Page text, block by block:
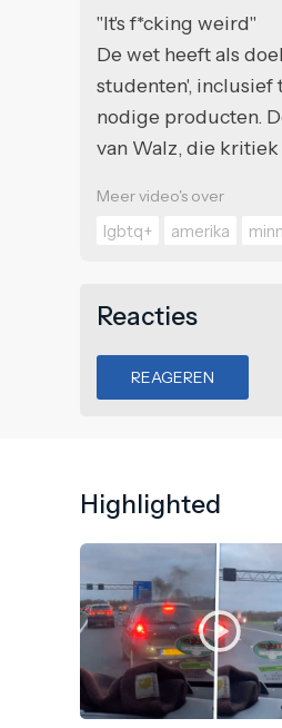
"It's f*cking weird"
De wet heeft als
studenten', inclusief
nodige producten.
van Walz, die
Meer video's over
lgbtq+
amerika
Reacties
REAGEREN
Highlighted